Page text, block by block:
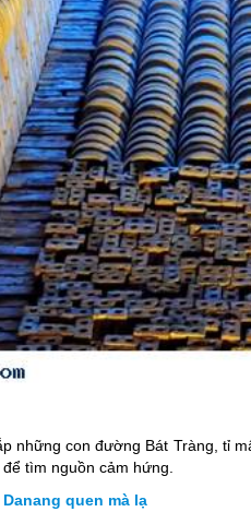
những con đường Bát Tràng, tỉ
tìm nguồn cảm hứng.
quen mà lạ